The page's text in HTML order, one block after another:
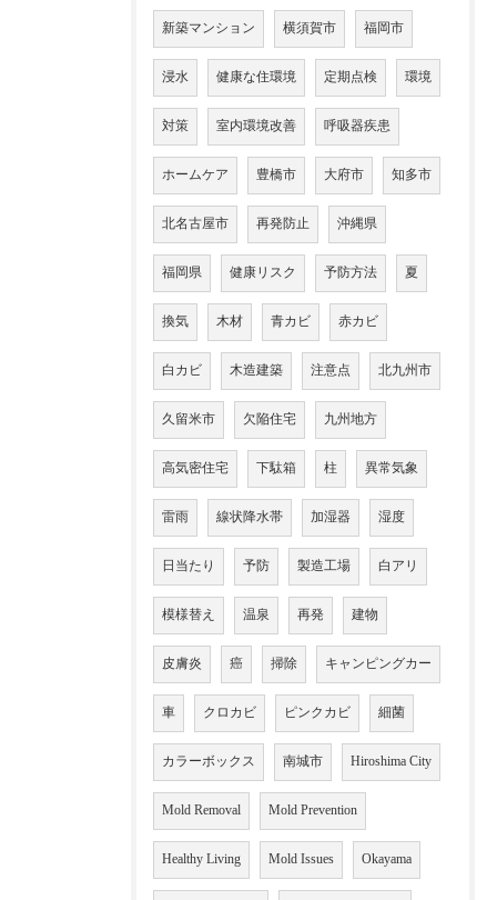
新築マンション 横須賀市 福岡市
浸水 健康な住環境 定期点検 環境
対策 室内環境改善 呼吸器疾患
ホームケア 豊橋市 大府市 知多市
北名古屋市 再発防止 沖縄県
福岡県 健康リスク 予防方法 夏
換気 木材 青カビ 赤カビ
白カビ 木造建築 注意点 北九州市
久留米市 欠陥住宅 九州地方
高気密住宅 下駄箱 柱 異常気象
雷雨 線状降水帯 加湿器 湿度
日当たり 予防 製造工場 白アリ
模様替え 温泉 再発 建物
皮膚炎 癌 掃除 キャンピングカー
車 クロカビ ピンクカビ 細菌
カラーボックス 南城市 Hiroshima City
Mold Removal Mold Prevention
Healthy Living Mold Issues Okayama